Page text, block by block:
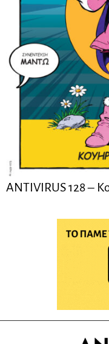
ANTIVIRUS 128 –